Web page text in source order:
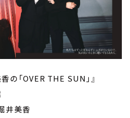
の「OVER THE SUN」』
井美香